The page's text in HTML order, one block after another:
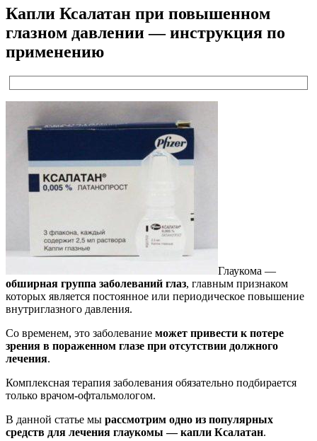
Капли Ксалатан при повышенном
глазном давлении — инструкция по
применению
Глаукома —
обширная группа заболеваний глаз, главным признаком
которых является постоянное или периодическое повышение
внутриглазного давления.
Со временем, это заболевание может привести к потере
зрения в пораженном глазе при отсутствии должного
лечения.
Комплексная терапия заболевания обязательно подбирается
только врачом-офтальмологом.
В данной статье мы рассмотрим одно из популярных
средств для лечения глаукомы — капли Ксалатан.